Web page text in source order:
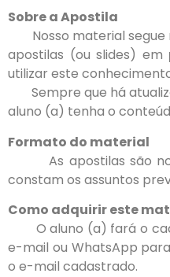
Sobre a Apostila
Nosso material
apostilas (ou slides) em
utilizar este
Sempre que há
aluno (a) tenha o
Formato do material
As apostilas são
constam os assuntos
Como adquirir este
O aluno (a) fará o
e-mail ou WhatsApp
o e-mail cadastrado.